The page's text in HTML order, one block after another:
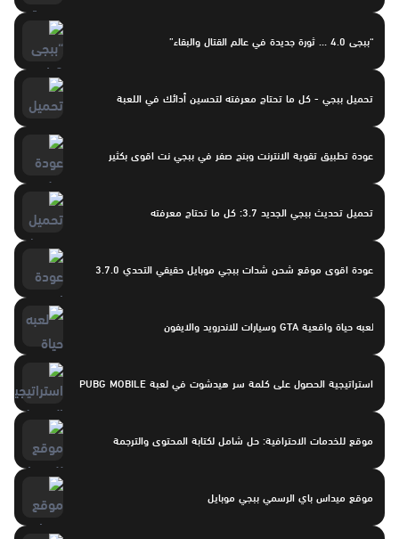
“ببجى 4.0 … ثورة جديدة في عالم القتال والبقاء”
تحميل ببجي - كل ما تحتاج معرفته لتحسين أدائك في اللعبة
عودة تطبيق تقوية الانترنت وبنج صفر في ببجي نت اقوى بكثير
تحميل تحديث ببجي الجديد 3.7: كل ما تحتاج معرفته
عودة اقوى موقع شحن شدات ببجي موبايل حقيقي التحدي 3.7.0
لعبه حياة واقعية GTA وسيارات للاندرويد والايفون
استراتيجية الحصول على كلمة سر هيدشوت في لعبة PUBG MOBILE
موقع للخدمات الاحترافية: حل شامل لكتابة المحتوى والترجمة
موقع ميداس باي الرسمي ببجي موبايل